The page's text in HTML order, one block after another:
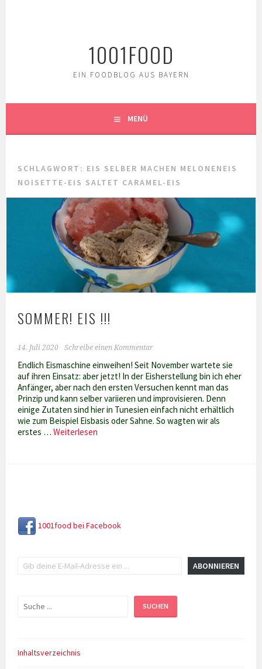
1001FOOD
EIN FOODBLOG AUS BAYERN
MENÜ
SCHLAGWORT: EIS SELBER MACHEN MELONENEIS
NOISETTE-EIS SALTET CARAMEL-EIS
SOMMER! EIS !!!
14. Juli 2020 Schreibe einen Kommentar
Endlich Eismaschine einweihen! Seit November wartete sie
auf ihren Einsatz: aber jetzt! In der Eisherstellung bin ich eher
Anfänger, aber nach den ersten Versuchen kennt man das
Prinzip und kann selber variieren und improvisieren. Denn
einige Zutaten sind hier in Tunesien einfach nicht erhältlich
wie zum Beispiel Eisbasis oder Sahne. So wagten wir als
erstes …Weiterlesen
1001food bei Facebook
ABONNIEREN
Suchen SUCHEN
Inhaltsverzeichnis